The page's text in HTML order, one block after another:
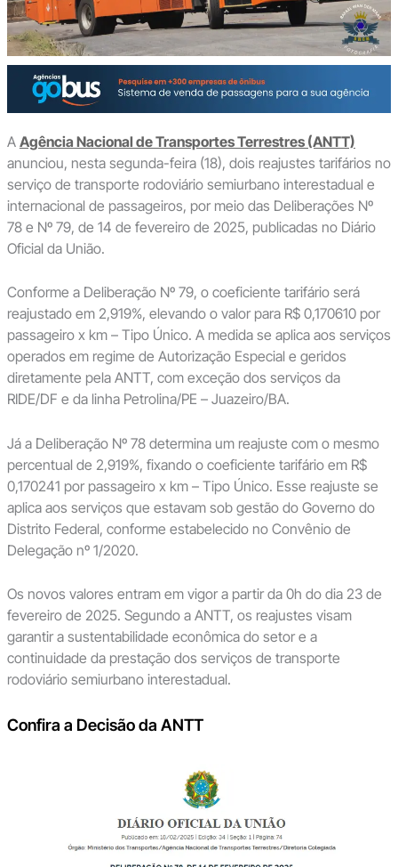
A Agência Nacional de Transportes Terrestres (ANTT)
anunciou, nesta segunda-feira (18), dois reajustes tarifários no
serviço de transporte rodoviário semiurbano interestadual e
internacional de passageiros, por meio das Deliberações Nº
78 e Nº 79, de 14 de fevereiro de 2025, publicadas no Diário
Oficial da União.
Conforme a Deliberação Nº 79, o coeficiente tarifário será
reajustado em 2,919%, elevando o valor para R$ 0,170610 por
passageiro x km – Tipo Único. A medida se aplica aos serviços
operados em regime de Autorização Especial e geridos
diretamente pela ANTT, com exceção dos serviços da
RIDE/DF e da linha Petrolina/PE – Juazeiro/BA.
Já a Deliberação Nº 78 determina um reajuste com o mesmo
percentual de 2,919%, fixando o coeficiente tarifário em R$
0,170241 por passageiro x km – Tipo Único. Esse reajuste se
aplica aos serviços que estavam sob gestão do Governo do
Distrito Federal, conforme estabelecido no Convênio de
Delegação nº 1/2020.
Os novos valores entram em vigor a partir da 0h do dia 23 de
fevereiro de 2025. Segundo a ANTT, os reajustes visam
garantir a sustentabilidade econômica do setor e a
continuidade da prestação dos serviços de transporte
rodoviário semiurbano interestadual.
Confira a Decisão da ANTT